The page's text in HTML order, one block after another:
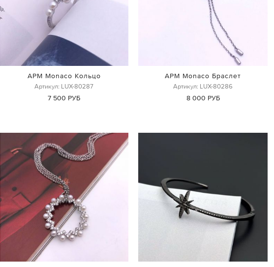
APM Monaco Кольцо
Артикул: LUX-80287
7 500 РУБ
APM Monaco Браслет
Артикул: LUX-80286
8 000 РУБ